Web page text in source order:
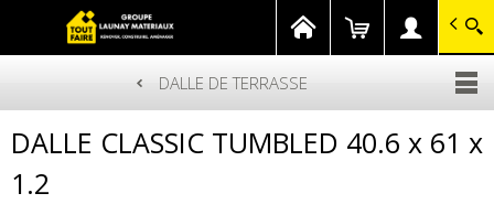
au
contenu
GROUPE LAUNAY MATERIAUX
Gagnez en savoir-faire
DALLE DE TERRASSE
DALLE CLASSIC TUMBLED 40.6 x 61 x
1.2